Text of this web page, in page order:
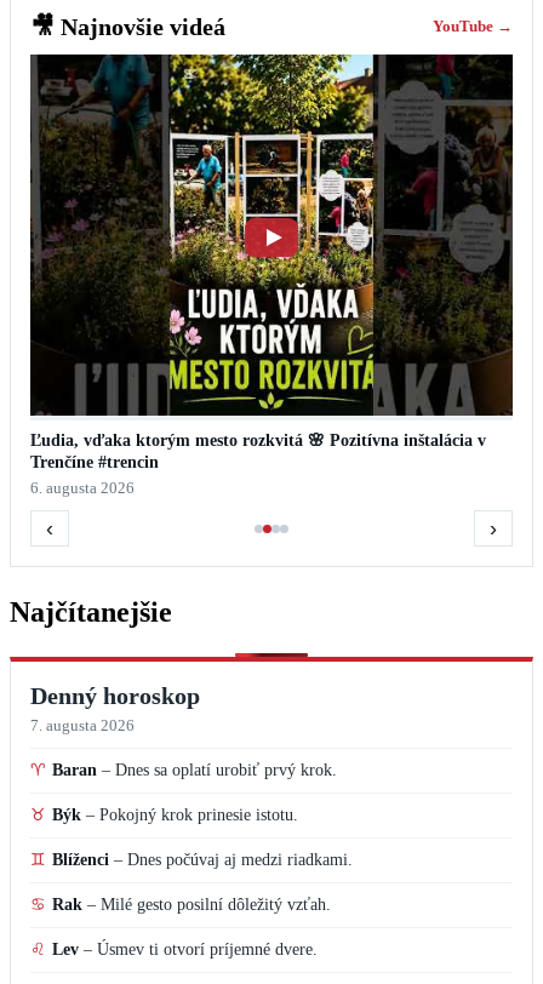
🎥 Najnovšie videá YouTube →
Ľudia, vďaka ktorým mesto rozkvitá 🌸 Pozitívna inštalácia v
Trenčíne #trencin
6. augusta 2026
‹ ›
Najčítanejšie
Denný horoskop
7. augusta 2026
♈ Baran – Dnes sa oplatí urobiť prvý krok.
♉ Býk – Pokojný krok prinesie istotu.
♊ Blíženci – Dnes počúvaj aj medzi riadkami.
♋ Rak – Milé gesto posilní dôležitý vzťah.
♌ Lev – Úsmev ti otvorí príjemné dvere.